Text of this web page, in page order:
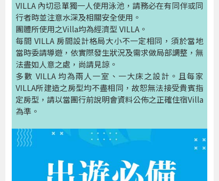
VILLA 內切忌單獨一人使用泳池，請務必在有同伴或同
行者時並注意水深及相關安全使用。
團體所使用之Villa均為經濟型 VILLA。
每間 VILLA 房間設計格局大小不一定相同，須於當地
當時委請導遊，依實際發生狀況及需求做局部調整，無
法盡如人意之處，尚請見諒。
多數 VILLA 均為兩人一室、一大床之設計。且每家
VILLA所建造之房型均不盡相同，故恕無法接受貴賓指
定房型，請以當團行前說明會資料公佈之正確住宿Villa
為準。